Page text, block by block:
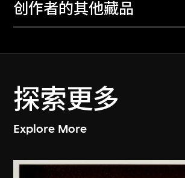
创作者的其他藏品
探索更多
Explore More